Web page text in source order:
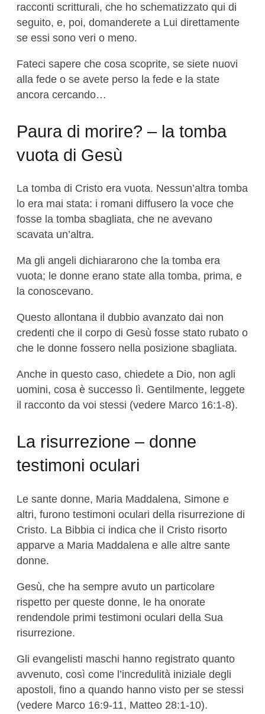
racconti scritturali, che ho schematizzato qui di
seguito, e, poi, domanderete a Lui direttamente
se essi sono veri o meno.
Fateci sapere che cosa scoprite, se siete nuovi
alla fede o se avete perso la fede e la state
ancora cercando…
Paura di morire? – la tomba
vuota di Gesù
La tomba di Cristo era vuota. Nessun’altra tomba
lo era mai stata: i romani diffusero la voce che
fosse la tomba sbagliata, che ne avevano
scavata un’altra.
Ma gli angeli dichiararono che la tomba era
vuota; le donne erano state alla tomba, prima, e
la conoscevano.
Questo allontana il dubbio avanzato dai non
credenti che il corpo di Gesù fosse stato rubato o
che le donne fossero nella posizione sbagliata.
Anche in questo caso, chiedete a Dio, non agli
uomini, cosa è successo lì. Gentilmente, leggete
il racconto da voi stessi (vedere Marco 16:1-8).
La risurrezione – donne
testimoni oculari
Le sante donne, Maria Maddalena, Simone e
altri, furono testimoni oculari della risurrezione di
Cristo. La Bibbia ci indica che il Cristo risorto
apparve a Maria Maddalena e alle altre sante
donne.
Gesù, che ha sempre avuto un particolare
rispetto per queste donne, le ha onorate
rendendole primi testimoni oculari della Sua
risurrezione.
Gli evangelisti maschi hanno registrato quanto
avvenuto, così come l’incredulità iniziale degli
apostoli, fino a quando hanno visto per se stessi
(vedere Marco 16:9-11, Matteo 28:1-10).